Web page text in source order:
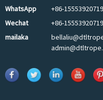
WhatsApp
+86-15553920719
Wechat
+86-15553920719
mailaka